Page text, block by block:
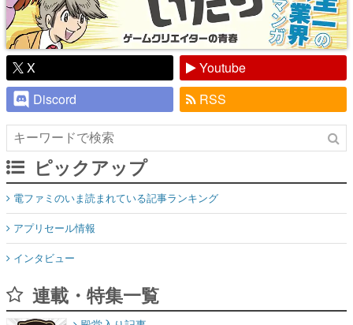
X
Youtube
Discord
RSS
ピックアップ
電ファミのいま読まれている記事ランキング
アプリセール情報
インタビュー
連載・特集一覧